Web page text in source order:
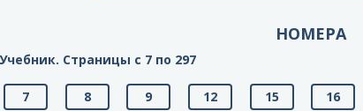
НОМЕРА
Учебник. Страницы с 7 по 297
7 8 9 12 15 16